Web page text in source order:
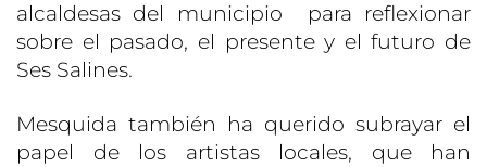
alcaldesas del municipio para reflexionar
sobre el pasado, el presente y el futuro de
Ses Salines.
Mesquida también ha querido subrayar el
papel de los artistas locales, que han